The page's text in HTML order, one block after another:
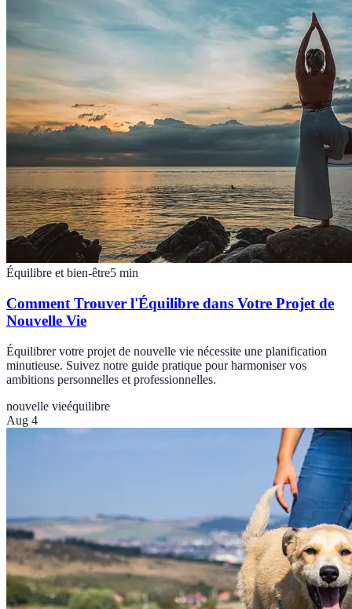
Équilibre et bien-être5 min
Comment Trouver l'Équilibre dans Votre Projet de
Nouvelle Vie
Équilibrer votre projet de nouvelle vie nécessite une planification
minutieuse. Suivez notre guide pratique pour harmoniser vos
ambitions personnelles et professionnelles.
nouvelle vieéquilibre
Aug 4